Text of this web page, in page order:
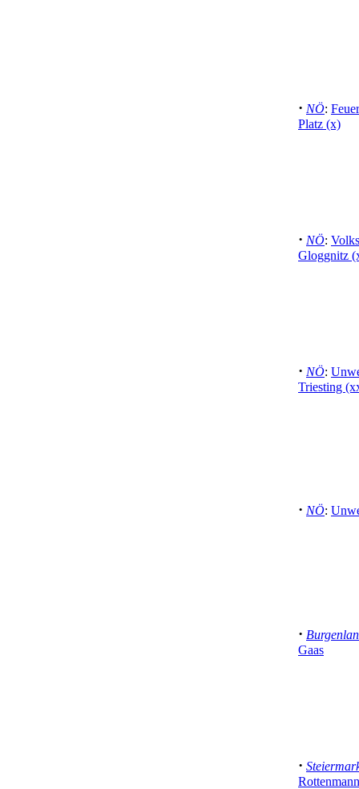
· NÖ:
Platz (x)
· NÖ:
Gloggnitz
· NÖ:
Triesting
· NÖ:
·
Gaas
·